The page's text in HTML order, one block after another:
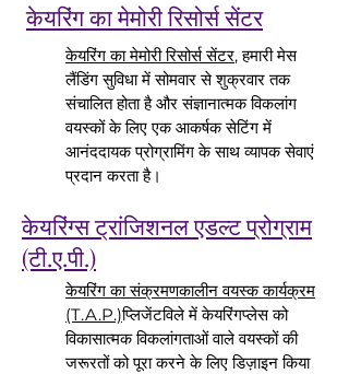
केयरिंग का मेमोरी रिसोर्स सेंटर
केयरिंग का मेमोरी रिसोर्स सेंटर, हमारी मेस
लैंडिंग सुविधा में सोमवार से शुक्रवार तक
संचालित होता है और संज्ञानात्मक विकलांग
वयस्कों के लिए एक आकर्षक सेटिंग में
आनंददायक प्रोग्रामिंग के साथ व्यापक सेवाएं
प्रदान करता है।
केयरिंग्स ट्रांजिशनल एडल्ट प्रोग्राम
(टी.ए.पी.)
केयरिंग का संक्रमणकालीन वयस्क कार्यक्रम
(T.A.P.)प्लिजेंटविले में केयरिंगप्लेस को
विकासात्मक विकलांगताओं वाले वयस्कों की
जरूरतों को पूरा करने के लिए डिज़ाइन किया